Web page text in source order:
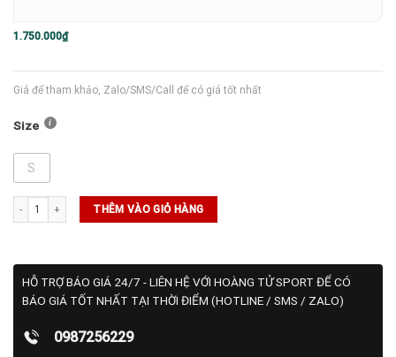
1.750.000₫
Giá để tham khảo, Zalo/SMS/Call để có giá tốt nhất
Size
S
Áo Polo Asics MATCH ACTIBREEZE (2041A322-300) số lượng
THÊM VÀO GIỎ HÀNG
HỖ TRỢ BÁO GIÁ 24/7 - LIÊN HỆ VỚI HOÀNG TỬ SPORT ĐỂ CÓ
BÁO GIÁ TỐT NHẤT TẠI THỜI ĐIỂM (HOTLINE / SMS / ZALO)
0987256229